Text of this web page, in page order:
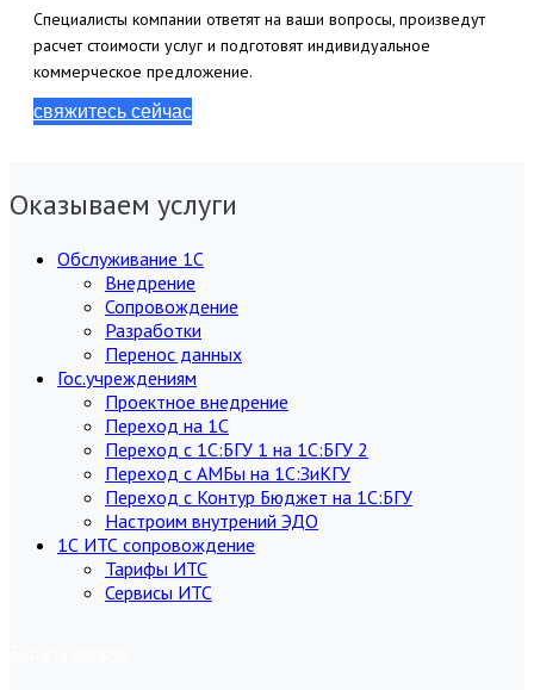
Специалисты компании ответят на ваши вопросы, произведут
расчет стоимости услуг и подготовят индивидуальное
коммерческое предложение.
свяжитесь сейчас
Оказываем услуги
Обслуживание 1С
Внедрение
Сопровождение
Разработки
Перенос данных
Гос.учреждениям
Проектное внедрение
Переход на 1С
Переход с 1С:БГУ 1 на 1С:БГУ 2
Переход с АМБы на 1С:ЗиКГУ
Переход с Контур Бюджет на 1С:БГУ
Настроим внутрений ЭДО
1С ИТС сопровождение
Тарифы ИТС
Сервисы ИТС